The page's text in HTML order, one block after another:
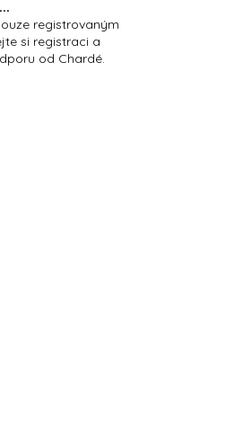
registrovaným
si registraci a
od Chardé.